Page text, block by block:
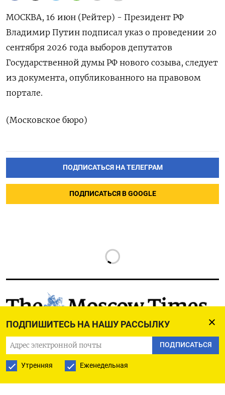
ПОДПИШИТЕСЬ НА НАШУ РАССЫЛКУ
ПОДПИСАТЬСЯ
Утренняя Еженедельная
МОСКВА, 16 ‌июн (Рейтер) - ​Президент ​РФ ​
Владимир Путин подписал ⁠указ ‌о ‌проведении ​20
‌сентября ​2026 ‌года выборов депутатов ​
Государственной ​думы ‌РФ ​нового созыва, следует
​из документа, ⁠опубликованного ‌на ‌правовом ​
портале.
(Московское ‌бюро)
ПОДПИСАТЬСЯ НА ТЕЛЕГРАМ
ПОДПИСАТЬСЯ В GOOGLE
РУССКАЯ СЛУЖБА
ПОДПИШИТЕСЬ НА НАШУ РАССЫЛКУ
ПОДПИСАТЬСЯ